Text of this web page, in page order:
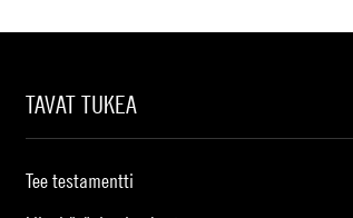
TAVAT TUKEA
Tee testamentti